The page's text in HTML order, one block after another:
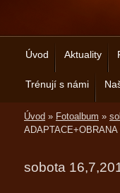
Úvod Aktuality
Trénují s námi
Úvod » Fotoalbum »
ADAPTACE+OBRANA
sobota